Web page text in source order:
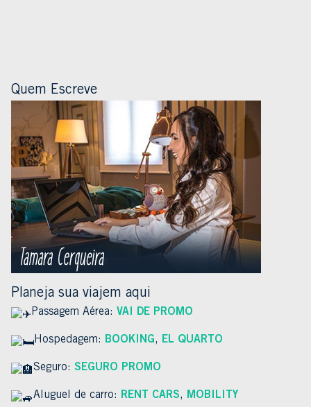
Quem Escreve
Planeja sua viajem aqui
Passagem Aérea: VAI DE PROMO
Hospedagem: BOOKING, EL QUARTO
Seguro: SEGURO PROMO
Aluguel de carro: RENT CARS, MOBILITY